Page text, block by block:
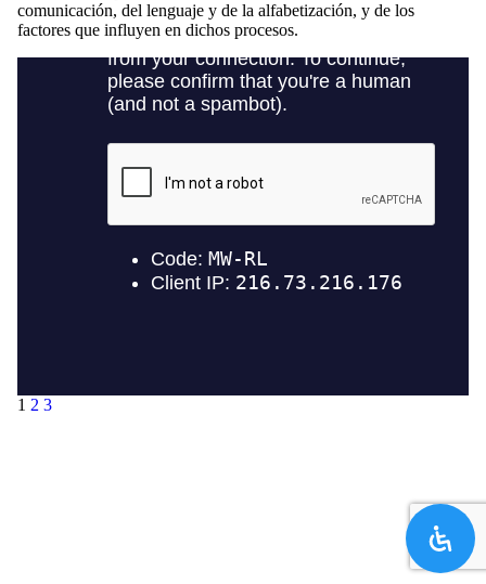
comunicación, del lenguaje y de la alfabetización, y de los
factores que influyen en dichos procesos.
1 2 3